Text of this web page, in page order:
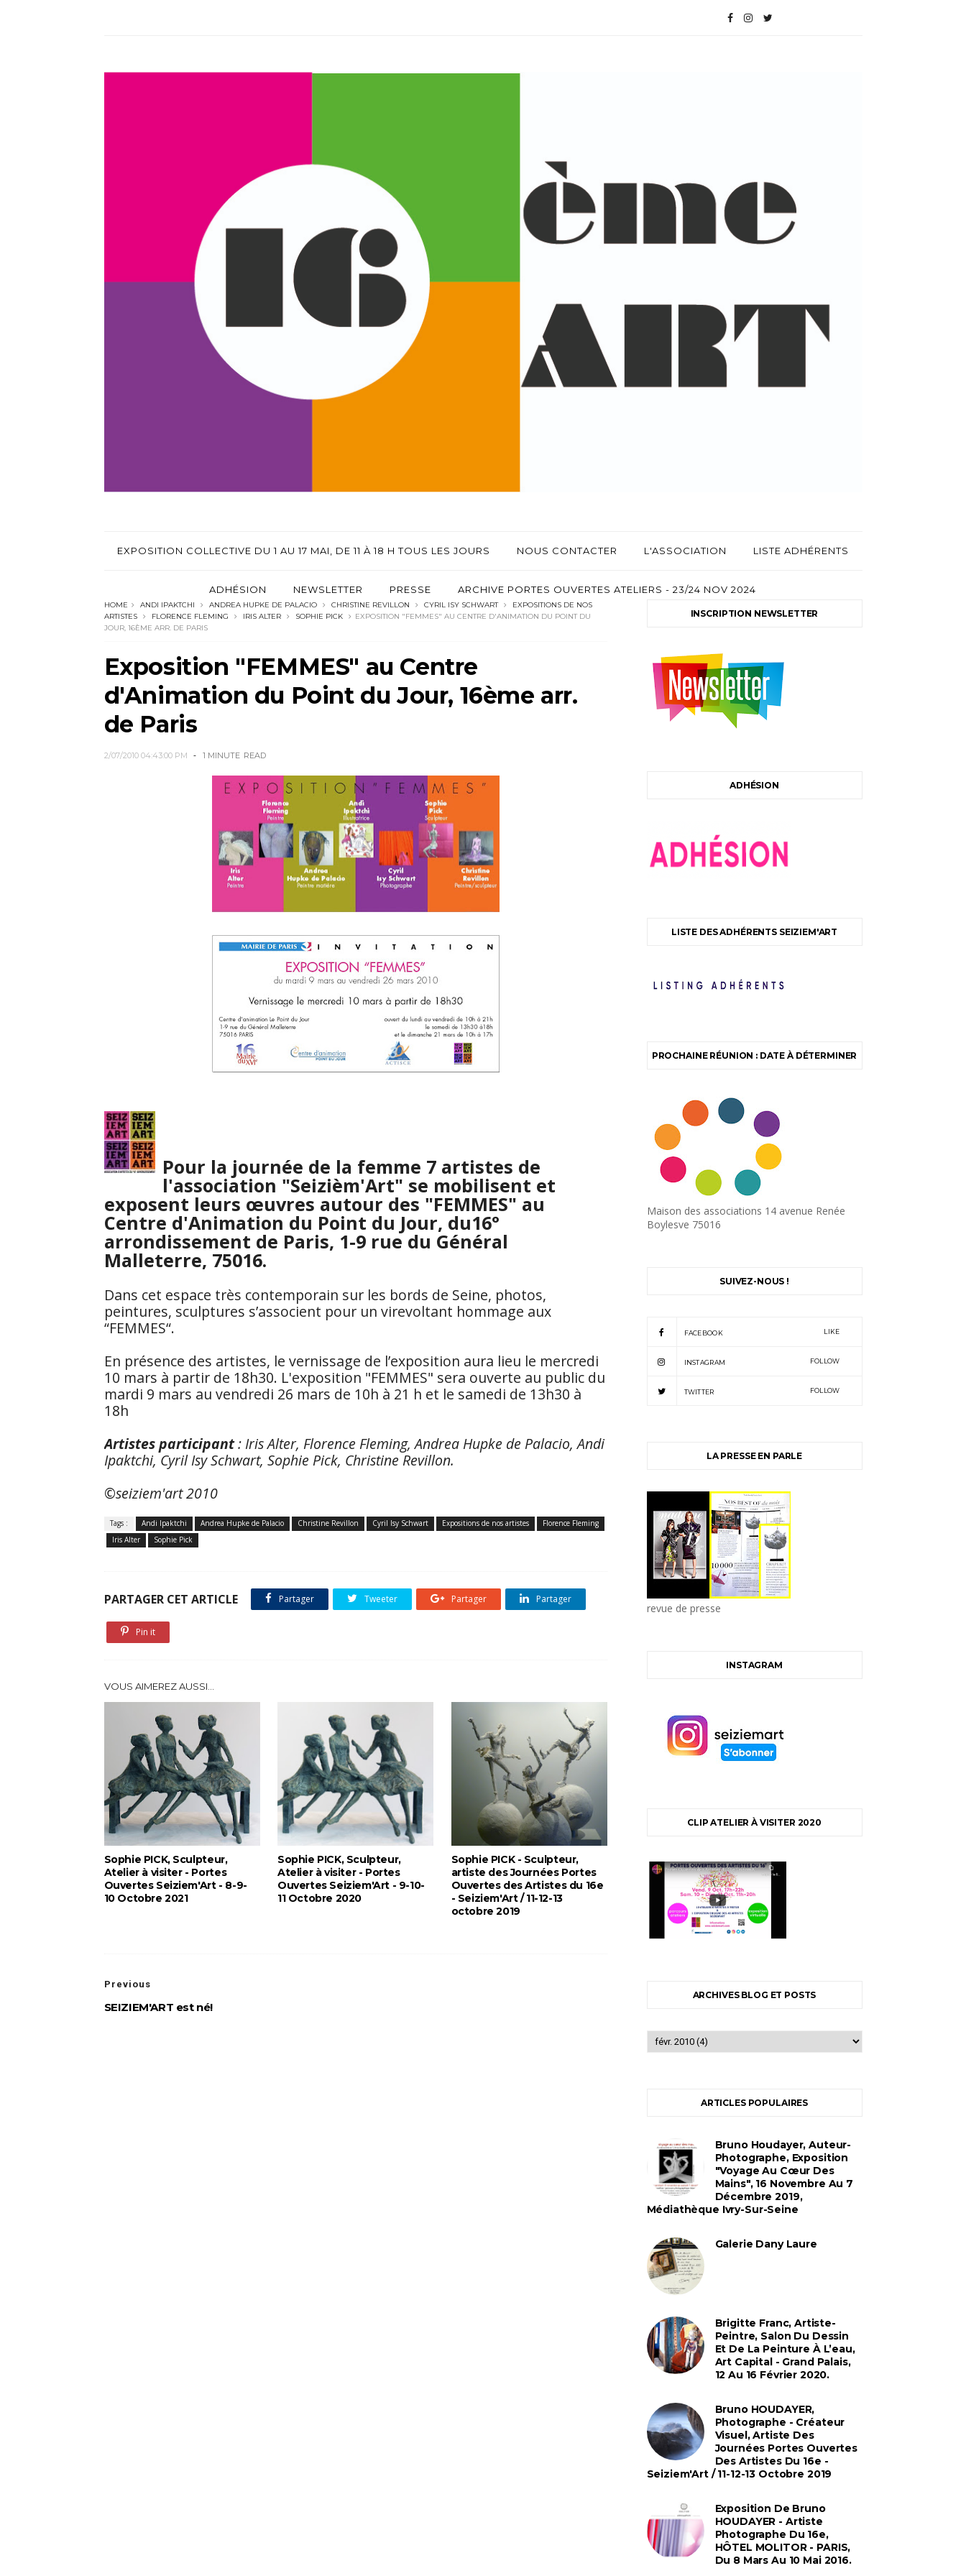
EXPOSITION COLLECTIVE DU 1 AU 17 MAI, DE 11 À 18 H TOUS LES JOURS NOUS CONTACTER L'ASSOCIATION LISTE ADHÉRENTS
ADHÉSION NEWSLETTER PRESSE ARCHIVE PORTES OUVERTES ATELIERS - 23/24 NOV 2024
HOME ANDI IPAKTCHI ANDREA HUPKE DE PALACIO CHRISTINE REVILLON CYRIL ISY SCHWART
EXPOSITIONS DE NOS
ARTISTES
FLORENCE FLEMING IRIS ALTER SOPHIE PICK
EXPOSITION "FEMMES" AU CENTRE D'ANIMATION DU POINT DU
JOUR, 16ÈME ARR. DE PARIS
Exposition "FEMMES" au Centre
d'Animation du Point du Jour, 16ème arr.
de Paris
2/07/2010 04:43:00 PM 1 MINUTE READ
Pour la journée de la femme 7 artistes de
l'association "Seizièm'Art" se mobilisent et
exposent leurs œuvres autour des "FEMMES" au
Centre d'Animation du Point du Jour, du16°
arrondissement de Paris, 1-9 rue du Général
Malleterre, 75016.
Dans cet espace très contemporain sur les bords de Seine, photos,
peintures, sculptures s’associent pour un virevoltant hommage aux
“FEMMES“.
En présence des artistes, le vernissage de l’exposition aura lieu le mercredi
10 mars à partir de 18h30. L'exposition "FEMMES" sera ouverte au public du
mardi 9 mars au vendredi 26 mars de 10h à 21 h et le samedi de 13h30 à
18h
Artistes participant: Iris Alter, Florence Fleming, Andrea Hupke de Palacio, Andi
Ipaktchi, Cyril Isy Schwart, Sophie Pick, Christine Revillon.
©seiziem'art 2010
Tags : Andi Ipaktchi Andrea Hupke de Palacio Christine Revillon Cyril Isy Schwart Expositions de nos artistes
Florence Fleming
Iris Alter
Sophie Pick
PARTAGER CET ARTICLE Partager Tweeter Partager Partager
Pin it
VOUS AIMEREZ AUSSI...
Sophie PICK, Sculpteur,
Atelier à visiter - Portes
Ouvertes Seiziem'Art - 8-9-
10 Octobre 2021
Sophie PICK, Sculpteur,
Atelier à visiter - Portes
Ouvertes Seiziem'Art - 9-10-
11 Octobre 2020
Sophie PICK - Sculpteur,
artiste des Journées Portes
Ouvertes des Artistes du 16e
- Seiziem'Art / 11-12-13
octobre 2019
Previous
SEIZIEM'ART est né!
INSCRIPTION NEWSLETTER
ADHÉSION
LISTE DES ADHÉRENTS SEIZIEM'ART
PROCHAINE RÉUNION : DATE À DÉTERMINER
Maison des associations 14 avenue Renée
Boylesve 75016
SUIVEZ-NOUS !
FACEBOOK LIKE
INSTAGRAM FOLLOW
TWITTER FOLLOW
LA PRESSE EN PARLE
revue de presse
INSTAGRAM
CLIP ATELIER À VISITER 2020
ARCHIVES BLOG ET POSTS
ARTICLES POPULAIRES
Bruno Houdayer, Auteur-
Photographe, Exposition
"Voyage Au Cœur Des
Mains", 16 Novembre Au 7
Décembre 2019,
Médiathèque Ivry-Sur-Seine
Galerie Dany Laure
Brigitte Franc, Artiste-
Peintre, Salon Du Dessin
Et De La Peinture À L’eau,
Art Capital - Grand Palais,
12 Au 16 Février 2020.
Bruno HOUDAYER,
Photographe - Créateur
Visuel, Artiste Des
Journées Portes Ouvertes
Des Artistes Du 16e -
Seiziem'Art / 11-12-13 Octobre 2019
Exposition De Bruno
HOUDAYER - Artiste
Photographe Du 16e,
HÔTEL MOLITOR - PARIS,
Du 8 Mars Au 10 Mai 2016.